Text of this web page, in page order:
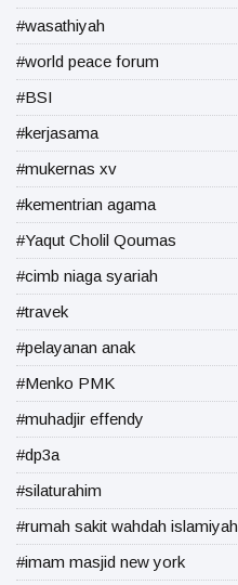
#wasathiyah
#world peace forum
#BSI
#kerjasama
#mukernas xv
#kementrian agama
#Yaqut Cholil Qoumas
#cimb niaga syariah
#travek
#pelayanan anak
#Menko PMK
#muhadjir effendy
#dp3a
#silaturahim
#rumah sakit wahdah islamiyah
#imam masjid new york